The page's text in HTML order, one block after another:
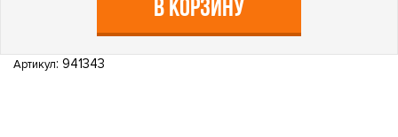
В КОРЗИНУ
Артикул: 941343